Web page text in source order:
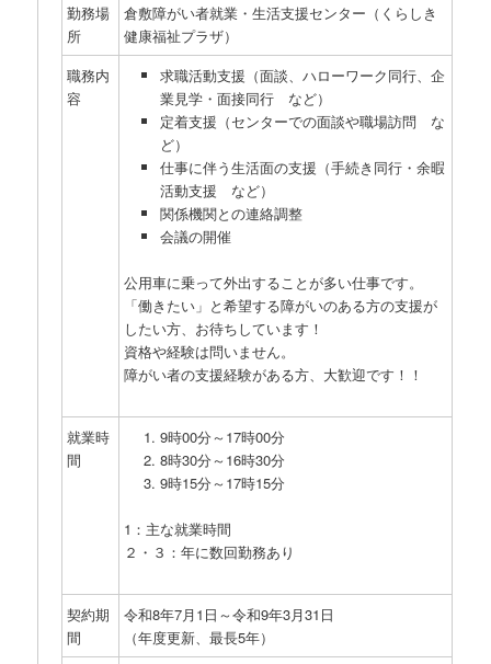
勤務場
所
倉敷障がい者就業・生活支援センター（くらしき
健康福祉プラザ）
職務内
容
求職活動支援（面談、ハローワーク同行、企
業見学・面接同行 など）
定着支援（センターでの面談や職場訪問 な
ど）
仕事に伴う生活面の支援（手続き同行・余暇
活動支援 など）
関係機関との連絡調整
会議の開催
公用車に乗って外出することが多い仕事です。
「働きたい」と希望する障がいのある方の支援が
したい方、お待ちしています！
資格や経験は問いません。
障がい者の支援経験がある方、大歓迎です！！
就業時
間
9時00分～17時00分
8時30分～16時30分
9時15分～17時15分
1：主な就業時間
２・３：年に数回勤務あり
契約期
間
令和8年7月1日～令和9年3月31日
（年度更新、最長5年）